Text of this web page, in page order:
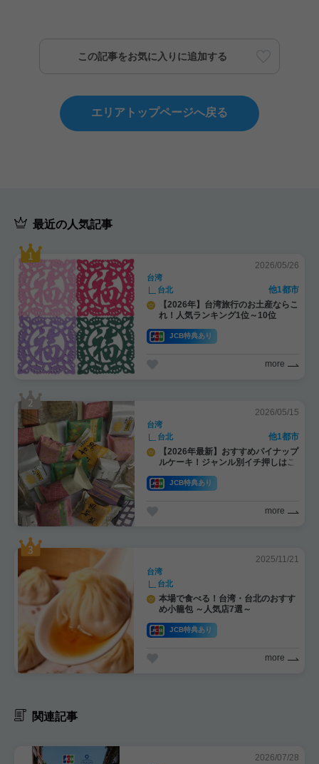
この記事をお気に入りに追加する
エリアトップページへ戻る
最近の人気記事
2026/05/26
台湾
台北
他1都市
【2026年】台湾旅行のお土産ならこ
れ！人気ランキング1位～10位
JCB特典あり
more
2026/05/15
台湾
台北
他1都市
【2026年最新】おすすめパイナップ
ルケーキ！ジャンル別イチ押しはこ
JCB特典あり
more
2025/11/21
台湾
台北
本場で食べる！台湾・台北のおすす
め小籠包 ～人気店7選～
JCB特典あり
more
関連記事
2026/07/28